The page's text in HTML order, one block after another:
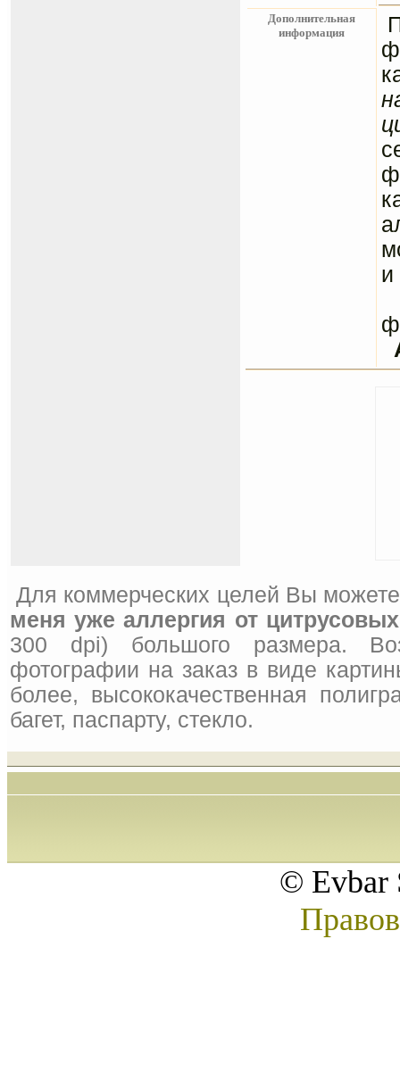
Дополнительная
информация
и
Для коммерческих целей Вы
меня уже аллергия от цитрусовых
300 dpi) большого размера.
фотографии на заказ в виде
более, высококачественная
багет, паспарту, стекло.
© Evbar